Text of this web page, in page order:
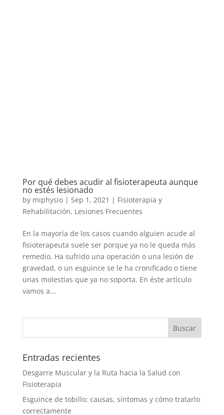
Por qué debes acudir al fisioterapeuta aunque
no estés lesionado
by miphysio| Sep 1, 2021 | Fisioterapia y
Rehabilitación, Lesiones Frecuentes
En la mayoría de los casos cuando alguien acude al
fisioterapeuta suele ser porque ya no le queda más
remedio. Ha sufrido una operación o una lesión de
gravedad, o un esguince se le ha cronificado o tiene
unas molestias que ya no soporta. En éste artículo
vamos a...
Entradas recientes
Desgarre Muscular y la Ruta hacia la Salud con
Fisioterapia
Esguince de tobillo: causas, síntomas y cómo tratarlo
correctamente